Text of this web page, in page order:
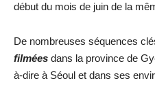
début du mois de juin de la
De nombreuses séquences
filmées dans la province de
à-dire à Séoul et dans ses